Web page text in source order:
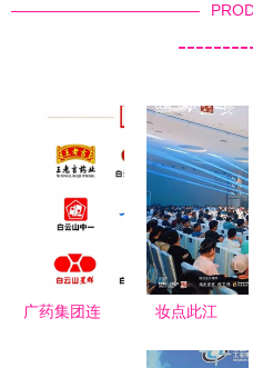
广药集团连
妆点此江